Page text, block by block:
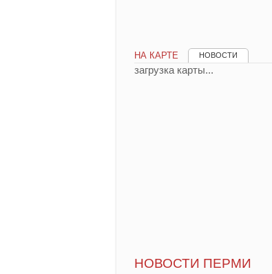
НА КАРТЕ НОВОСТИ
загрузка карты...
НОВОСТИ ПЕРМИ